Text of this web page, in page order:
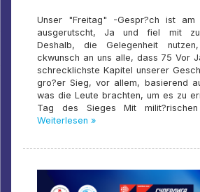
Unser "Freitag" -Gespr?ch ist am
ausgerutscht, Ja und fiel mit
Deshalb, die Gelegenheit
ckwunsch an uns alle, dass 75 Vor
schrecklichste Kapitel unserer
gro?er Sieg, vor allem, basierend
was die Leute brachten, um es zu
Tag des Sieges Mit milit?rischen
Weiterlesen »